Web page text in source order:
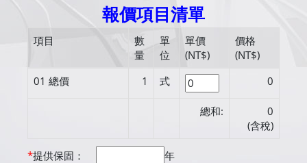
報價項目清單
項目
數
量
單
位
單價
(NT$)
價格
(NT$)
01 總價 1 式 0
總和:
0
(含稅)
*提供保固： 年